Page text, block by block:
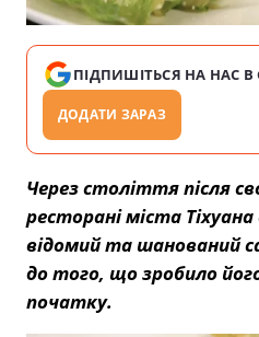
ПІДПИШІТЬСЯ НА НАС В
ДОДАТИ ЗАРАЗ
Через століття після
ресторані міста
відомий та шанований
до того, що зробило
початку.